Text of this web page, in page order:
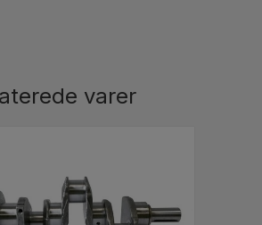
varer